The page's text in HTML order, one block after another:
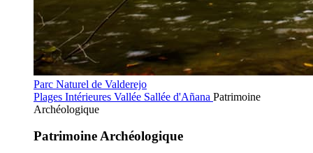
Parc Naturel de Valderejo
Plages Intérieures Vallée Sallée d'Añana Patrimoine
Archéologique
Patrimoine Archéologique